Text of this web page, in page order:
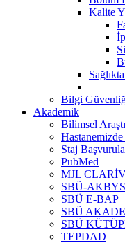
Kalite
Bilgi
Akademik
Bilimsel
Staj
PubMed
MJL
SBÜ-AKBYS
SBÜ E-BAP
SBÜ
SBÜ
TEPDAD